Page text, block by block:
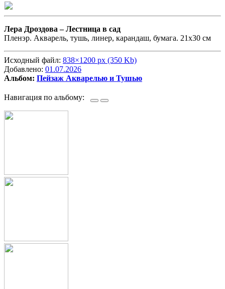
Лера Дроздова –Лестница в сад
Пленэр. Акварель, тушь, линер, карандаш, бумага. 21х30 см
Исходный файл: 838×1200 px (350 Kb)
Добавлено: 01.07.2026
Альбом: Пейзаж Акварелью и Тушью
Навигация по альбому: